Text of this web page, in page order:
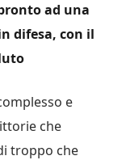
ad una
difesa, con il
e
che
troppo che